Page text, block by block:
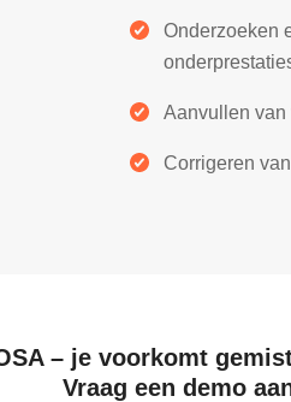
Onderzoeken
Aanvullen van
Corrigeren
– je voorkomt
Vraag een demo